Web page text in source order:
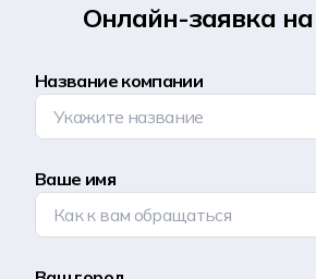
Онлайн-заявка
Название компании
Ваше имя